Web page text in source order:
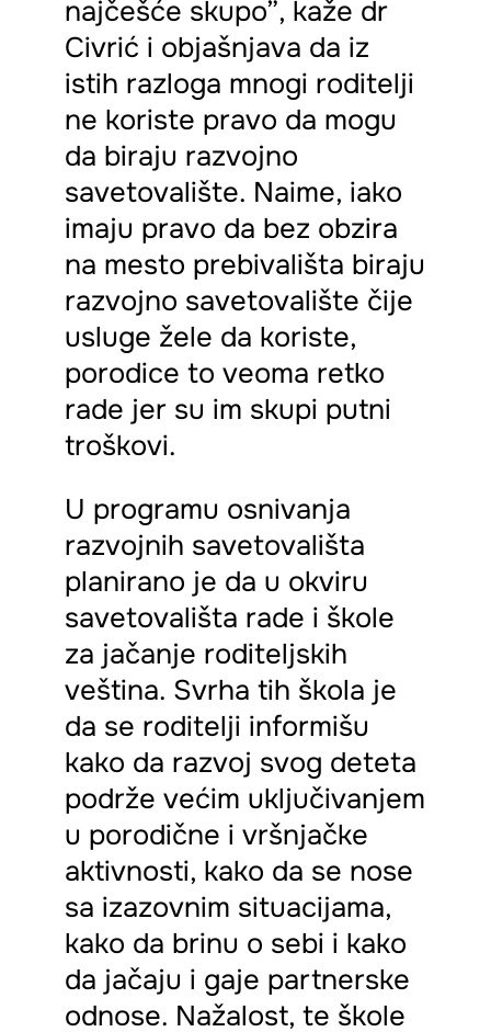
najčešće skupo”, kaže dr
Civrić i objašnjava da iz
istih razloga mnogi roditelji
ne koriste pravo da mogu
da biraju razvojno
savetovalište. Naime, iako
imaju pravo da bez obzira
na mesto prebivališta biraju
razvojno savetovalište čije
usluge žele da koriste,
porodice to veoma retko
rade jer su im skupi putni
troškovi.
U programu osnivanja
razvojnih savetovališta
planirano je da u okviru
savetovališta rade i škole
za jačanje roditeljskih
veština. Svrha tih škola je
da se roditelji informišu
kako da razvoj svog deteta
podrže većim uključivanjem
u porodične i vršnjačke
aktivnosti, kako da se nose
sa izazovnim situacijama,
kako da brinu o sebi i kako
da jačaju i gaje partnerske
odnose. Nažalost, te škole